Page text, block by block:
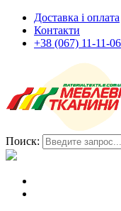
Доставка і оплата
Контакти
+38 (067) 11-11-
Поиск: